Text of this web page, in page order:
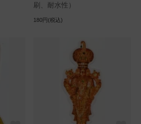
刷、耐水性）
180円(税込)